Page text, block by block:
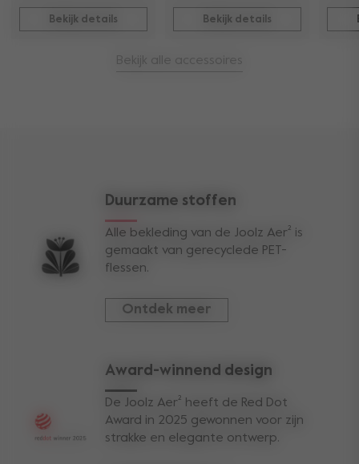
Bekijk alle accessoires
Bekijk details Bekijk details
Duurzame stoffen
Alle bekleding van de Joolz Aer² is
gemaakt van gerecyclede PET-
flessen.
Ontdek meer
Award-winnend design
De Joolz Aer² heeft de Red Dot
Award in 2025 gewonnen voor zijn
strakke en elegante ontwerp.